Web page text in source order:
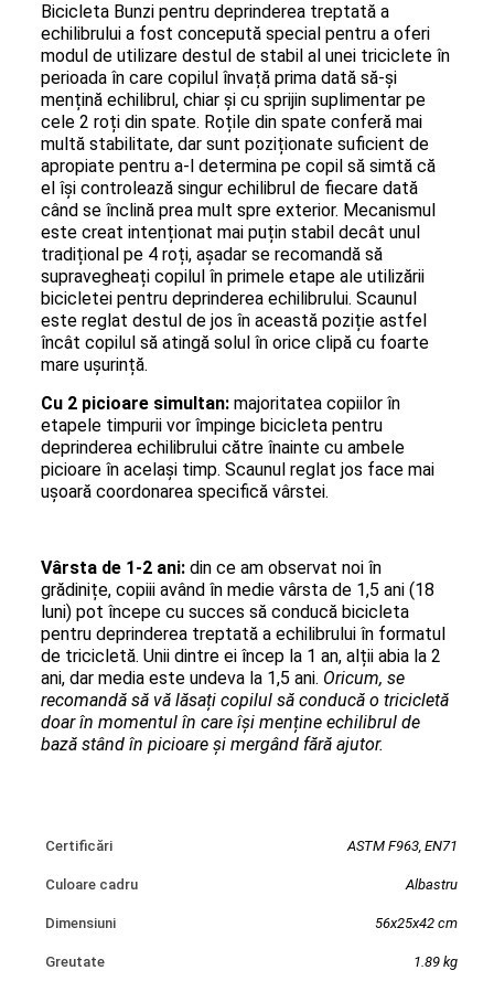
Bicicleta Bunzi pentru deprinderea treptată a
echilibrului a fost concepută special pentru a oferi
modul de utilizare destul de stabil al unei triciclete în
perioada în care copilul învață prima dată să-și
mențină echilibrul, chiar și cu sprijin suplimentar pe
cele 2 roți din spate. Roțile din spate conferă mai
multă stabilitate, dar sunt poziționate suficient de
apropiate pentru a-l determina pe copil să simtă că
el își controlează singur echilibrul de fiecare dată
când se înclină prea mult spre exterior. Mecanismul
este creat intenționat mai puțin stabil decât unul
tradițional pe 4 roți, așadar se recomandă să
supravegheați copilul în primele etape ale utilizării
bicicletei pentru deprinderea echilibrului. Scaunul
este reglat destul de jos în această poziție astfel
încât copilul să atingă solul în orice clipă cu foarte
mare ușurință.
Cu 2 picioare simultan:majoritatea copiilor în
etapele timpurii vor împinge bicicleta pentru
deprinderea echilibrului către înainte cu ambele
picioare în același timp. Scaunul reglat jos face mai
ușoară coordonarea specifică vârstei.
Vârsta de 1-2 ani:din ce am observat noi în
grădinițe, copiii având în medie vârsta de 1,5 ani (18
luni) pot începe cu succes să conducă bicicleta
pentru deprinderea treptată a echilibrului în formatul
de tricicletă. Unii dintre ei încep la 1 an, alții abia la 2
ani, dar media este undeva la 1,5 ani. Oricum, se
recomandă să vă lăsați copilul să conducă o tricicletă
doar în momentul în care își menține echilibrul de
bază stând în picioare și mergând fără ajutor.
Certificări ASTM F963, EN71
Culoare cadru Albastru
Dimensiuni 56x25x42 cm
Greutate 1.89 kg